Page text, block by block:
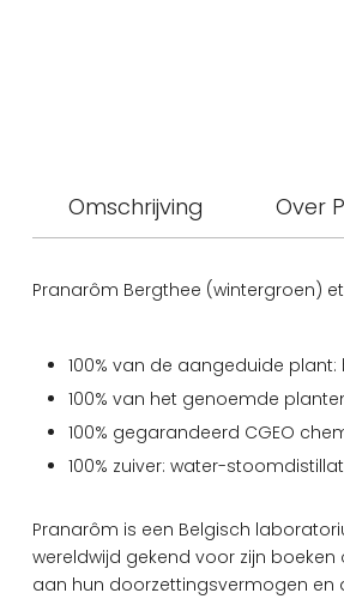
Omschrijving Over
Pranarôm Bergthee (wintergroen)
100% van de aangeduide
100% van het genoemde
100% gegarandeerd CGEO
100% zuiver: water-
Pranarôm is een Belgisch
wereldwijd gekend voor zijn
aan hun doorzettingsvermogen